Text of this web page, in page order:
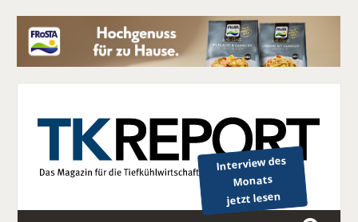
Interview des
Monats
jetzt lesen